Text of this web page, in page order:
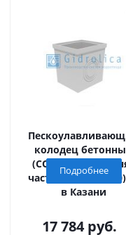
колодец
(СО-300мм),
часть ПКП
в Казани
17 784руб.
Подробнее